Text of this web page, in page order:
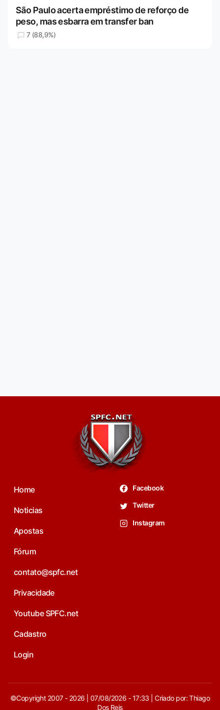
São Paulo acerta empréstimo de reforço de
peso, mas esbarra em transfer ban
7 (88,9%)
Home
Noticias
Apostas
Fórum
contato@spfc.net
Privacidade
Youtube SPFC.net
Cadastro
Login
Facebook
Twitter
Instagram
©Copyright 2007 - 2026 | 07/08/2026 - 17:33 | Criado por: Thiago
Dos Reis